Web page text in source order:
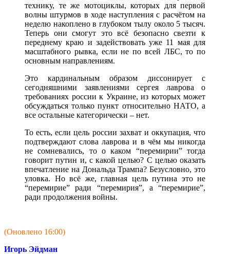
технику, те же мотоциклы, которых для первой
волны штурмов в ходе наступления с расчётом на
неделю накоплено в глубоком тылу около 5 тысяч.
Теперь они смогут это всё безопасно свезти к
переднему краю и задействовать уже 11 мая для
масштабного рывка, если не по всей ЛБС, то по
основным направлениям.
Это кардинальным образом диссонирует с
сегодняшними заявлениями сергея лаврова о
требованиях россии к Украине, из которых может
обсуждаться только пункт относительно НАТО, а
все остальные категорически – нет.
То есть, если цель россии захват и оккупация, что
подтверждают слова лаврова и в чём мы никогда
не сомневались, то о каком “перемирии” тогда
говорит путин и, с какой целью? С целью оказать
впечатление на Дональда Трампа? Безусловно, это
уловка. Но всё же, главная цель путина это не
“перемирие” ради “перемирия”, а “перемирие”,
ради продолжения войны.
(Оновлено 16:00)
Игорь Эйдман